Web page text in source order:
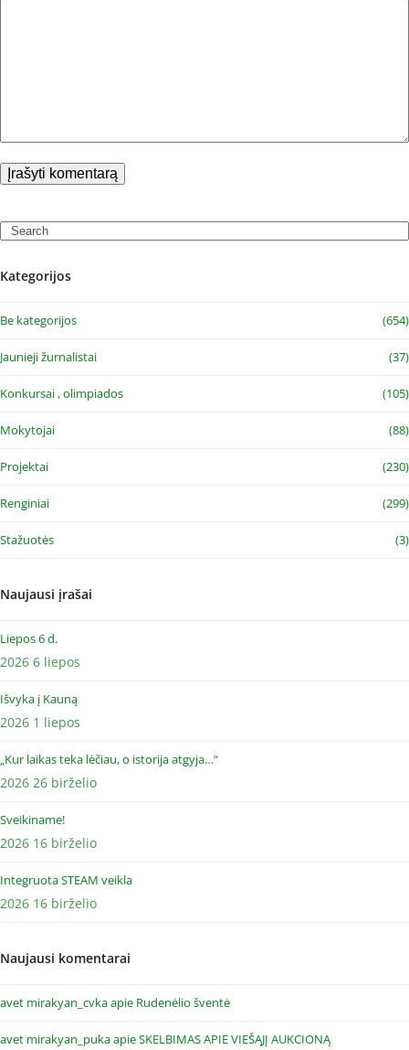
Search
Kategorijos
Be kategorijos (654)
Jaunieji žurnalistai (37)
Konkursai , olimpiados (105)
Mokytojai (88)
Projektai (230)
Renginiai (299)
Stažuotės (3)
Naujausi įrašai
Liepos 6 d.
2026 6 liepos
Išvyka į Kauną
2026 1 liepos
„Kur laikas teka lėčiau, o istorija atgyja…“
2026 26 birželio
Sveikiname!
2026 16 birželio
Integruota STEAM veikla
2026 16 birželio
Naujausi komentarai
avet mirakyan_cvkaapie Rudenėlio šventė
avet mirakyan_pukaapieSKELBIMAS APIE VIEŠĄJĮ AUKCIONĄ